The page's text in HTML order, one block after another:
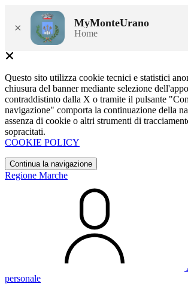
× MyMonteUrano
Home
Questo sito utilizza cookie tecnici e statistici
chiusura del banner mediante selezione
contraddistinto dalla X o tramite il pulsante
navigazione" comporta la continuazione della
assenza di cookie o altri strumenti di
sopracitati.
COOKIE POLICY
Continua la navigazione
Regione Marche
personale